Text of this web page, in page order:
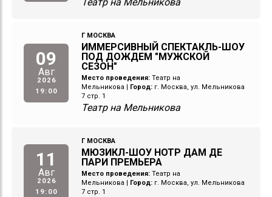
09
Авг
2026
19:00
Г МОСКВА
ИММЕРСИВНЫЙ СПЕКТАКЛЬ-ШОУ
ПОД ДОЖДЕМ "МУЖСКОЙ
СЕЗОН"
Место проведения: Театр на
Мельникова
Город: г. Москва, ул. Мельникова
7 стр. 1
Театр на Мельникова
11
Авг
2026
19:00
Г МОСКВА
МЮЗИКЛ-ШОУ НОТР ДАМ ДЕ
ПАРИ ПРЕМЬЕРА
Место проведения: Театр на
Мельникова
Город: г. Москва, ул. Мельникова
7 стр. 1